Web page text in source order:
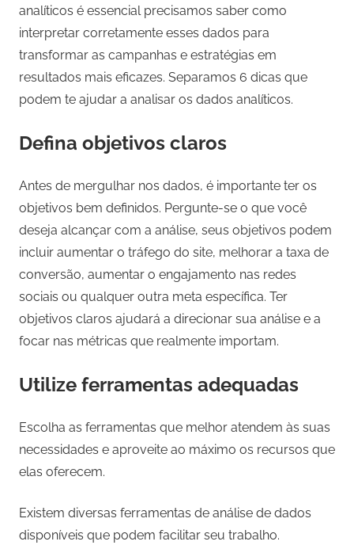
analíticos é essencial precisamos saber como
interpretar corretamente esses dados para
transformar as campanhas e estratégias em
resultados mais eficazes. Separamos 6 dicas que
podem te ajudar a analisar os dados analíticos.
Defina objetivos claros
Antes de mergulhar nos dados, é importante ter os
objetivos bem definidos. Pergunte-se o que você
deseja alcançar com a análise, seus objetivos podem
incluir aumentar o tráfego do site, melhorar a taxa de
conversão, aumentar o engajamento nas redes
sociais ou qualquer outra meta específica. Ter
objetivos claros ajudará a direcionar sua análise e a
focar nas métricas que realmente importam.
Utilize ferramentas adequadas
Escolha as ferramentas que melhor atendem às suas
necessidades e aproveite ao máximo os recursos que
elas oferecem.
Existem diversas ferramentas de análise de dados
disponíveis que podem facilitar seu trabalho.